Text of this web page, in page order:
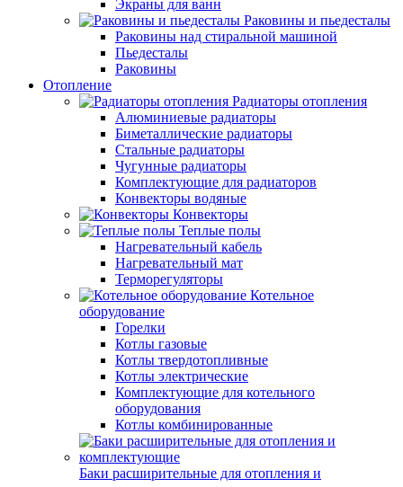
Экраны для ванн
Раковины и пьедесталы
Раковины над стиральной машиной
Пьедесталы
Раковины
Отопление
Радиаторы отопления
Алюминиевые радиаторы
Биметаллические радиаторы
Стальные радиаторы
Чугунные радиаторы
Комплектующие для радиаторов
Конвекторы водяные
Конвекторы
Теплые полы
Нагревательный кабель
Нагревательный мат
Терморегуляторы
Котельное
оборудование
Горелки
Котлы газовые
Котлы твердотопливные
Котлы электрические
Комплектующие для котельного
оборудования
Котлы комбинированные
Баки расширительные для отопления и